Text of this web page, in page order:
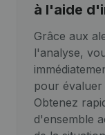
à l'aide
Grâce aux
l'analyse,
pour
Obtenez
d'ensemble